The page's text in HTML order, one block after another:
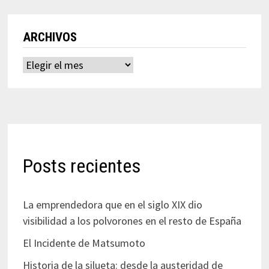
ARCHIVOS
Archivos
Posts recientes
La emprendedora que en el siglo XIX dio
visibilidad a los polvorones en el resto de España
El Incidente de Matsumoto
Historia de la silueta: desde la austeridad de